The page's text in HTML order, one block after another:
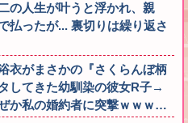
の人生が叶うと浮かれ、親
払ったが... 裏切りは繰り返さ
衣がまさかの『さくらんぼ柄
してきた幼馴染の彼女R子→
か私の婚約者に突撃ｗｗｗ…